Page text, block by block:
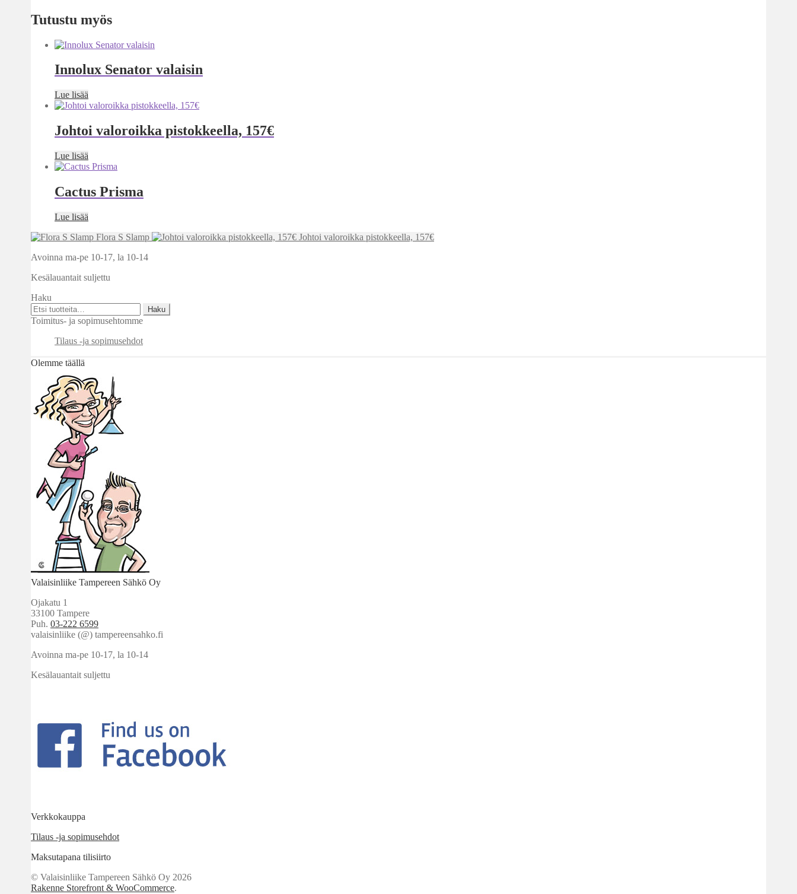
Tutustu myös
Innolux Senator valaisin
Lue lisää
Johtoi valoroikka pistokkeella, 157€
Lue lisää
Cactus Prisma
Lue lisää
Flora S Slamp
Johtoi valoroikka pistokkeella, 157€
Avoinna ma-pe 10-17, la 10-14
Kesälauantait suljettu
Haku
Etsi:
Haku
Toimitus- ja sopimusehtomme
Tilaus -ja sopimusehdot
Olemme täällä
Valaisinliike Tampereen Sähkö Oy
Ojakatu 1
33100 Tampere
Puh. 03-222 6599
valaisinliike (@) tampereensahko.fi
Avoinna ma-pe 10-17, la 10-14
Kesälauantait suljettu
Verkkokauppa
Tilaus -ja sopimusehdot
Maksutapana tilisiirto
© Valaisinliike Tampereen Sähkö Oy 2026
Rakenne Storefront & WooCommerce.